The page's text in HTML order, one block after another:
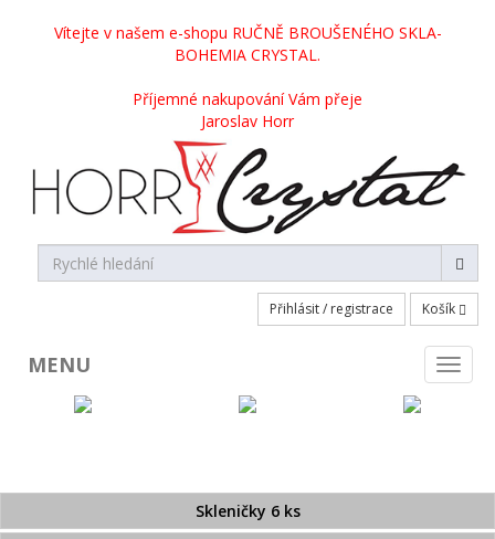
Vítejte v našem e-shopu RUČNĚ BROUŠENÉHO SKLA-
BOHEMIA CRYSTAL.
Příjemné nakupování Vám přeje
Jaroslav Horr
Přihlásit / registrace Košík
MENU
Skleničky 6 ks